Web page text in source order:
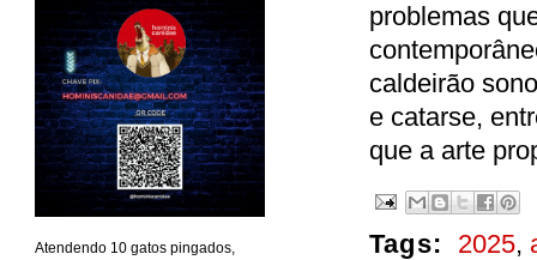
problemas
caldeirão
e catarse,
que a arte
Tags: 2025,
Atendendo 10 gatos pingados,